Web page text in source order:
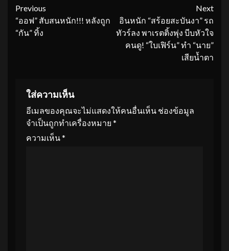
Continue
Reading
Previous
“ออฟ” สับสนหนัก!!! หลังถูก
“กัน” ทิ้ง
Next
อินหนัก “สร้อยสะบันงา” รถ
ทัวร์ลง พาเรตติ้งพุ่ง บีบหัวใจ
คนดู! “ใบเฟิร์น” ทำ “นาย”
เสียน้ำตา
ใส่ความเห็น
อีเมลของคุณจะไม่แสดงให้คนอื่นเห็น ช่องข้อมูล
จำเป็นถูกทำเครื่องหมาย *
ความเห็น*